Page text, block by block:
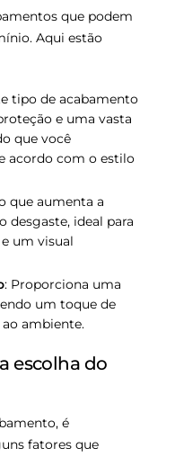
que podem
Aqui estão
tipo de acabamento
e uma vasta
que você
acordo com o estilo
que aumenta a
desgaste, ideal para
um visual
: Proporciona uma
um toque de
ambiente.
escolha do
é
fatores que